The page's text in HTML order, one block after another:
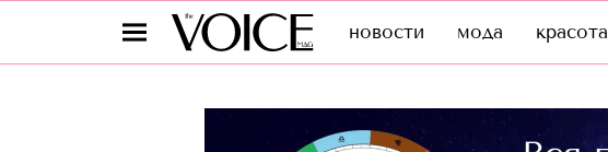
новости мода красота